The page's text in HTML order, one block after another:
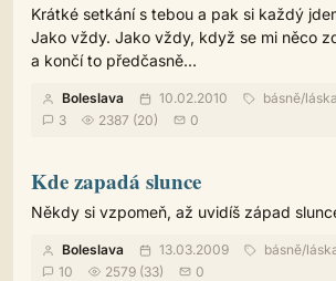
Krátké setkání s tebou a pak si každý
Jako vždy. Jako vždy, když se mi něco
a končí to předčasně...
Boleslava 10.02.2010 básně/
3
2387 (20) 0
Kde zapadá slunce
Někdy si vzpomeň, až uvidíš západ
Boleslava 13.03.2009 básně/
10
2579 (33) 0